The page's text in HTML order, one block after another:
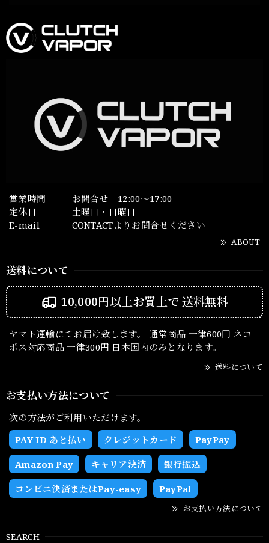
営業時間
お問合せ 12:00～17:00
定休日
土曜日・日曜日
E-mail
CONTACTよりお問合せください
ABOUT
送料について
10,000円以上お買上で送料無料
ヤマト運輸にてお届け致します。 通常商品 一律600円 ネコ
ポス対応商品 一律300円 日本国内のみとなります。
送料について
お支払い方法について
次の方法がご利用いただけます。
PAY ID あと払い
クレジットカード PayPay
Amazon Pay キャリア決済 銀行振込
コンビニ決済またはPay-easy PayPal
お支払い方法について
SEARCH